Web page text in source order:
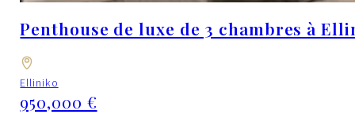
Penthouse de luxe de 3 chambres à
Elliniko
950,000 €